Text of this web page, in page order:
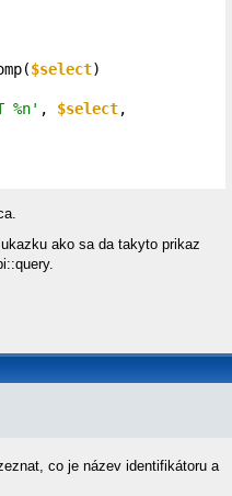
$select)
%n' , $select,
ako sa da takyto prikaz
co je název identifikátoru a